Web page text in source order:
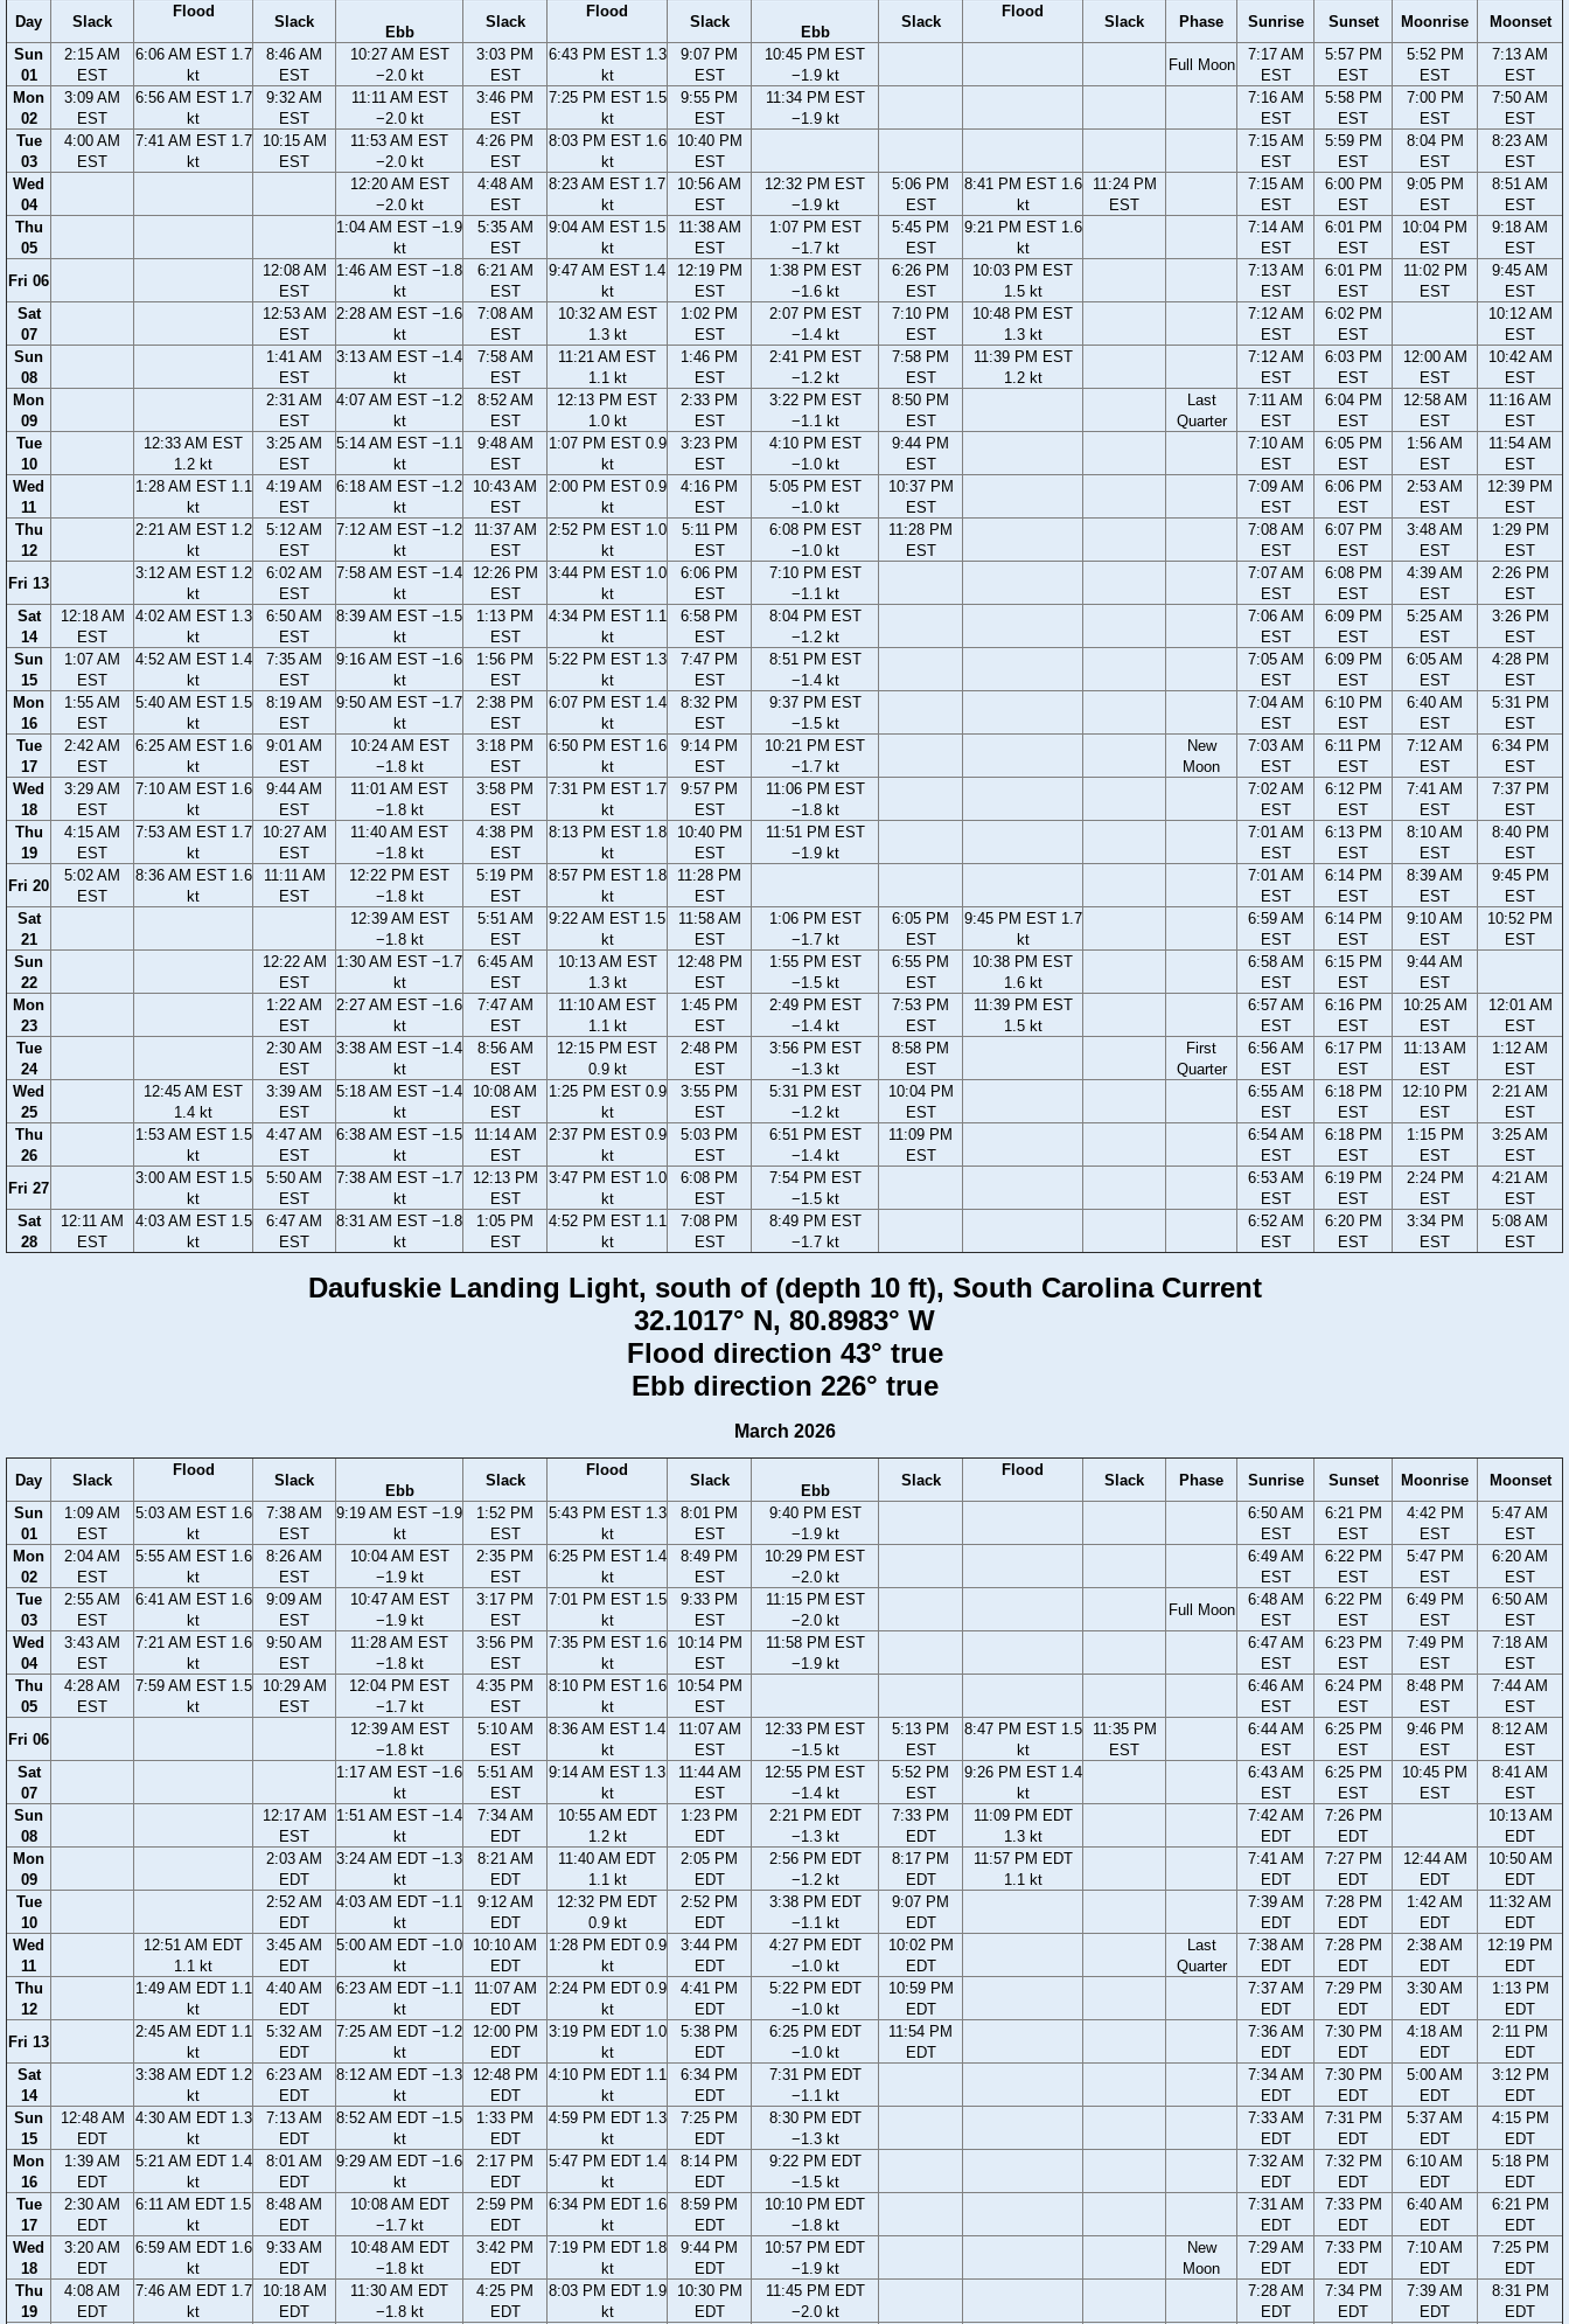
Day Slack
Flood
Slack
Ebb
Slack
Flood
Slack
Ebb
Slack
Flood
Slack Phase Sunrise Sunset Moonrise
Moonset
Sun
01
2:15 AM
EST
6:06 AM EST 1.7
kt
8:46 AM
EST
10:27 AM EST
−2.0 kt
3:03 PM
EST
6:43 PM EST 1.3
kt
9:07 PM
EST
10:45 PM EST
−1.9 kt
Full Moon
7:17 AM
EST
5:57 PM
EST
5:52 PM
EST
7:13 AM
EST
Mon
02
3:09 AM
EST
6:56 AM EST 1.7
kt
9:32 AM
EST
11:11 AM EST
−2.0 kt
3:46 PM
EST
7:25 PM EST 1.5
kt
9:55 PM
EST
11:34 PM EST
−1.9 kt
7:16 AM
EST
5:58 PM
EST
7:00 PM
EST
7:50 AM
EST
Tue
03
4:00 AM
EST
7:41 AM EST 1.7
kt
10:15 AM
EST
11:53 AM EST
−2.0 kt
4:26 PM
EST
8:03 PM EST 1.6
kt
10:40 PM
EST
7:15 AM
EST
5:59 PM
EST
8:04 PM
EST
8:23 AM
EST
Wed
04
12:20 AM EST
−2.0 kt
4:48 AM
EST
8:23 AM EST 1.7
kt
10:56 AM
EST
12:32 PM EST
−1.9 kt
5:06 PM
EST
8:41 PM EST 1.6
kt
11:24 PM
EST
7:15 AM
EST
6:00 PM
EST
9:05 PM
EST
8:51 AM
EST
Thu
05
1:04 AM EST −1.9
kt
5:35 AM
EST
9:04 AM EST 1.5
kt
11:38 AM
EST
1:07 PM EST
−1.7 kt
5:45 PM
EST
9:21 PM EST 1.6
kt
7:14 AM
EST
6:01 PM
EST
10:04 PM
EST
9:18 AM
EST
Fri 06
12:08 AM
EST
1:46 AM EST −1.8
kt
6:21 AM
EST
9:47 AM EST 1.4
kt
12:19 PM
EST
1:38 PM EST
−1.6 kt
6:26 PM
EST
10:03 PM EST
1.5 kt
7:13 AM
EST
6:01 PM
EST
11:02 PM
EST
9:45 AM
EST
Sat
07
12:53 AM
EST
2:28 AM EST −1.6
kt
7:08 AM
EST
10:32 AM EST
1.3 kt
1:02 PM
EST
2:07 PM EST
−1.4 kt
7:10 PM
EST
10:48 PM EST
1.3 kt
7:12 AM
EST
6:02 PM
EST
10:12 AM
EST
Sun
08
1:41 AM
EST
3:13 AM EST −1.4
kt
7:58 AM
EST
11:21 AM EST
1.1 kt
1:46 PM
EST
2:41 PM EST
−1.2 kt
7:58 PM
EST
11:39 PM EST
1.2 kt
7:12 AM
EST
6:03 PM
EST
12:00 AM
EST
10:42 AM
EST
Mon
09
2:31 AM
EST
4:07 AM EST −1.2
kt
8:52 AM
EST
12:13 PM EST
1.0 kt
2:33 PM
EST
3:22 PM EST
−1.1 kt
8:50 PM
EST
Last
Quarter
7:11 AM
EST
6:04 PM
EST
12:58 AM
EST
11:16 AM
EST
Tue
10
12:33 AM EST
1.2 kt
3:25 AM
EST
5:14 AM EST −1.1
kt
9:48 AM
EST
1:07 PM EST 0.9
kt
3:23 PM
EST
4:10 PM EST
−1.0 kt
9:44 PM
EST
7:10 AM
EST
6:05 PM
EST
1:56 AM
EST
11:54 AM
EST
Wed
11
1:28 AM EST 1.1
kt
4:19 AM
EST
6:18 AM EST −1.2
kt
10:43 AM
EST
2:00 PM EST 0.9
kt
4:16 PM
EST
5:05 PM EST
−1.0 kt
10:37 PM
EST
7:09 AM
EST
6:06 PM
EST
2:53 AM
EST
12:39 PM
EST
Thu
12
2:21 AM EST 1.2
kt
5:12 AM
EST
7:12 AM EST −1.2
kt
11:37 AM
EST
2:52 PM EST 1.0
kt
5:11 PM
EST
6:08 PM EST
−1.0 kt
11:28 PM
EST
7:08 AM
EST
6:07 PM
EST
3:48 AM
EST
1:29 PM
EST
Fri 13
3:12 AM EST 1.2
kt
6:02 AM
EST
7:58 AM EST −1.4
kt
12:26 PM
EST
3:44 PM EST 1.0
kt
6:06 PM
EST
7:10 PM EST
−1.1 kt
7:07 AM
EST
6:08 PM
EST
4:39 AM
EST
2:26 PM
EST
Sat
14
12:18 AM
EST
4:02 AM EST 1.3
kt
6:50 AM
EST
8:39 AM EST −1.5
kt
1:13 PM
EST
4:34 PM EST 1.1
kt
6:58 PM
EST
8:04 PM EST
−1.2 kt
7:06 AM
EST
6:09 PM
EST
5:25 AM
EST
3:26 PM
EST
Sun
15
1:07 AM
EST
4:52 AM EST 1.4
kt
7:35 AM
EST
9:16 AM EST −1.6
kt
1:56 PM
EST
5:22 PM EST 1.3
kt
7:47 PM
EST
8:51 PM EST
−1.4 kt
7:05 AM
EST
6:09 PM
EST
6:05 AM
EST
4:28 PM
EST
Mon
16
1:55 AM
EST
5:40 AM EST 1.5
kt
8:19 AM
EST
9:50 AM EST −1.7
kt
2:38 PM
EST
6:07 PM EST 1.4
kt
8:32 PM
EST
9:37 PM EST
−1.5 kt
7:04 AM
EST
6:10 PM
EST
6:40 AM
EST
5:31 PM
EST
Tue
17
2:42 AM
EST
6:25 AM EST 1.6
kt
9:01 AM
EST
10:24 AM EST
−1.8 kt
3:18 PM
EST
6:50 PM EST 1.6
kt
9:14 PM
EST
10:21 PM EST
−1.7 kt
New
Moon
7:03 AM
EST
6:11 PM
EST
7:12 AM
EST
6:34 PM
EST
Wed
18
3:29 AM
EST
7:10 AM EST 1.6
kt
9:44 AM
EST
11:01 AM EST
−1.8 kt
3:58 PM
EST
7:31 PM EST 1.7
kt
9:57 PM
EST
11:06 PM EST
−1.8 kt
7:02 AM
EST
6:12 PM
EST
7:41 AM
EST
7:37 PM
EST
Thu
19
4:15 AM
EST
7:53 AM EST 1.7
kt
10:27 AM
EST
11:40 AM EST
−1.8 kt
4:38 PM
EST
8:13 PM EST 1.8
kt
10:40 PM
EST
11:51 PM EST
−1.9 kt
7:01 AM
EST
6:13 PM
EST
8:10 AM
EST
8:40 PM
EST
Fri 20
5:02 AM
EST
8:36 AM EST 1.6
kt
11:11 AM
EST
12:22 PM EST
−1.8 kt
5:19 PM
EST
8:57 PM EST 1.8
kt
11:28 PM
EST
7:01 AM
EST
6:14 PM
EST
8:39 AM
EST
9:45 PM
EST
Sat
21
12:39 AM EST
−1.8 kt
5:51 AM
EST
9:22 AM EST 1.5
kt
11:58 AM
EST
1:06 PM EST
−1.7 kt
6:05 PM
EST
9:45 PM EST 1.7
kt
6:59 AM
EST
6:14 PM
EST
9:10 AM
EST
10:52 PM
EST
Sun
22
12:22 AM
EST
1:30 AM EST −1.7
kt
6:45 AM
EST
10:13 AM EST
1.3 kt
12:48 PM
EST
1:55 PM EST
−1.5 kt
6:55 PM
EST
10:38 PM EST
1.6 kt
6:58 AM
EST
6:15 PM
EST
9:44 AM
EST
Mon
23
1:22 AM
EST
2:27 AM EST −1.6
kt
7:47 AM
EST
11:10 AM EST
1.1 kt
1:45 PM
EST
2:49 PM EST
−1.4 kt
7:53 PM
EST
11:39 PM EST
1.5 kt
6:57 AM
EST
6:16 PM
EST
10:25 AM
EST
12:01 AM
EST
Tue
24
2:30 AM
EST
3:38 AM EST −1.4
kt
8:56 AM
EST
12:15 PM EST
0.9 kt
2:48 PM
EST
3:56 PM EST
−1.3 kt
8:58 PM
EST
First
Quarter
6:56 AM
EST
6:17 PM
EST
11:13 AM
EST
1:12 AM
EST
Wed
25
12:45 AM EST
1.4 kt
3:39 AM
EST
5:18 AM EST −1.4
kt
10:08 AM
EST
1:25 PM EST 0.9
kt
3:55 PM
EST
5:31 PM EST
−1.2 kt
10:04 PM
EST
6:55 AM
EST
6:18 PM
EST
12:10 PM
EST
2:21 AM
EST
Thu
26
1:53 AM EST 1.5
kt
4:47 AM
EST
6:38 AM EST −1.5
kt
11:14 AM
EST
2:37 PM EST 0.9
kt
5:03 PM
EST
6:51 PM EST
−1.4 kt
11:09 PM
EST
6:54 AM
EST
6:18 PM
EST
1:15 PM
EST
3:25 AM
EST
Fri 27
3:00 AM EST 1.5
kt
5:50 AM
EST
7:38 AM EST −1.7
kt
12:13 PM
EST
3:47 PM EST 1.0
kt
6:08 PM
EST
7:54 PM EST
−1.5 kt
6:53 AM
EST
6:19 PM
EST
2:24 PM
EST
4:21 AM
EST
Sat
28
12:11 AM
EST
4:03 AM EST 1.5
kt
6:47 AM
EST
8:31 AM EST −1.8
kt
1:05 PM
EST
4:52 PM EST 1.1
kt
7:08 PM
EST
8:49 PM EST
−1.7 kt
6:52 AM
EST
6:20 PM
EST
3:34 PM
EST
5:08 AM
EST
Daufuskie Landing Light, south of (depth 10 ft), South Carolina Current
32.1017° N, 80.8983° W
Flood direction 43° true
Ebb direction 226° true
March 2026
Day Slack
Flood
Slack
Ebb
Slack
Flood
Slack
Ebb
Slack
Flood
Slack Phase Sunrise Sunset Moonrise
Moonset
Sun
01
1:09 AM
EST
5:03 AM EST 1.6
kt
7:38 AM
EST
9:19 AM EST −1.9
kt
1:52 PM
EST
5:43 PM EST 1.3
kt
8:01 PM
EST
9:40 PM EST
−1.9 kt
6:50 AM
EST
6:21 PM
EST
4:42 PM
EST
5:47 AM
EST
Mon
02
2:04 AM
EST
5:55 AM EST 1.6
kt
8:26 AM
EST
10:04 AM EST
−1.9 kt
2:35 PM
EST
6:25 PM EST 1.4
kt
8:49 PM
EST
10:29 PM EST
−2.0 kt
6:49 AM
EST
6:22 PM
EST
5:47 PM
EST
6:20 AM
EST
Tue
03
2:55 AM
EST
6:41 AM EST 1.6
kt
9:09 AM
EST
10:47 AM EST
−1.9 kt
3:17 PM
EST
7:01 PM EST 1.5
kt
9:33 PM
EST
11:15 PM EST
−2.0 kt
Full Moon
6:48 AM
EST
6:22 PM
EST
6:49 PM
EST
6:50 AM
EST
Wed
04
3:43 AM
EST
7:21 AM EST 1.6
kt
9:50 AM
EST
11:28 AM EST
−1.8 kt
3:56 PM
EST
7:35 PM EST 1.6
kt
10:14 PM
EST
11:58 PM EST
−1.9 kt
6:47 AM
EST
6:23 PM
EST
7:49 PM
EST
7:18 AM
EST
Thu
05
4:28 AM
EST
7:59 AM EST 1.5
kt
10:29 AM
EST
12:04 PM EST
−1.7 kt
4:35 PM
EST
8:10 PM EST 1.6
kt
10:54 PM
EST
6:46 AM
EST
6:24 PM
EST
8:48 PM
EST
7:44 AM
EST
Fri 06
12:39 AM EST
−1.8 kt
5:10 AM
EST
8:36 AM EST 1.4
kt
11:07 AM
EST
12:33 PM EST
−1.5 kt
5:13 PM
EST
8:47 PM EST 1.5
kt
11:35 PM
EST
6:44 AM
EST
6:25 PM
EST
9:46 PM
EST
8:12 AM
EST
Sat
07
1:17 AM EST −1.6
kt
5:51 AM
EST
9:14 AM EST 1.3
kt
11:44 AM
EST
12:55 PM EST
−1.4 kt
5:52 PM
EST
9:26 PM EST 1.4
kt
6:43 AM
EST
6:25 PM
EST
10:45 PM
EST
8:41 AM
EST
Sun
08
12:17 AM
EST
1:51 AM EST −1.4
kt
7:34 AM
EDT
10:55 AM EDT
1.2 kt
1:23 PM
EDT
2:21 PM EDT
−1.3 kt
7:33 PM
EDT
11:09 PM EDT
1.3 kt
7:42 AM
EDT
7:26 PM
EDT
10:13 AM
EDT
Mon
09
2:03 AM
EDT
3:24 AM EDT −1.3
kt
8:21 AM
EDT
11:40 AM EDT
1.1 kt
2:05 PM
EDT
2:56 PM EDT
−1.2 kt
8:17 PM
EDT
11:57 PM EDT
1.1 kt
7:41 AM
EDT
7:27 PM
EDT
12:44 AM
EDT
10:50 AM
EDT
Tue
10
2:52 AM
EDT
4:03 AM EDT −1.1
kt
9:12 AM
EDT
12:32 PM EDT
0.9 kt
2:52 PM
EDT
3:38 PM EDT
−1.1 kt
9:07 PM
EDT
7:39 AM
EDT
7:28 PM
EDT
1:42 AM
EDT
11:32 AM
EDT
Wed
11
12:51 AM EDT
1.1 kt
3:45 AM
EDT
5:00 AM EDT −1.0
kt
10:10 AM
EDT
1:28 PM EDT 0.9
kt
3:44 PM
EDT
4:27 PM EDT
−1.0 kt
10:02 PM
EDT
Last
Quarter
7:38 AM
EDT
7:28 PM
EDT
2:38 AM
EDT
12:19 PM
EDT
Thu
12
1:49 AM EDT 1.1
kt
4:40 AM
EDT
6:23 AM EDT −1.1
kt
11:07 AM
EDT
2:24 PM EDT 0.9
kt
4:41 PM
EDT
5:22 PM EDT
−1.0 kt
10:59 PM
EDT
7:37 AM
EDT
7:29 PM
EDT
3:30 AM
EDT
1:13 PM
EDT
Fri 13
2:45 AM EDT 1.1
kt
5:32 AM
EDT
7:25 AM EDT −1.2
kt
12:00 PM
EDT
3:19 PM EDT 1.0
kt
5:38 PM
EDT
6:25 PM EDT
−1.0 kt
11:54 PM
EDT
7:36 AM
EDT
7:30 PM
EDT
4:18 AM
EDT
2:11 PM
EDT
Sat
14
3:38 AM EDT 1.2
kt
6:23 AM
EDT
8:12 AM EDT −1.3
kt
12:48 PM
EDT
4:10 PM EDT 1.1
kt
6:34 PM
EDT
7:31 PM EDT
−1.1 kt
7:34 AM
EDT
7:30 PM
EDT
5:00 AM
EDT
3:12 PM
EDT
Sun
15
12:48 AM
EDT
4:30 AM EDT 1.3
kt
7:13 AM
EDT
8:52 AM EDT −1.5
kt
1:33 PM
EDT
4:59 PM EDT 1.3
kt
7:25 PM
EDT
8:30 PM EDT
−1.3 kt
7:33 AM
EDT
7:31 PM
EDT
5:37 AM
EDT
4:15 PM
EDT
Mon
16
1:39 AM
EDT
5:21 AM EDT 1.4
kt
8:01 AM
EDT
9:29 AM EDT −1.6
kt
2:17 PM
EDT
5:47 PM EDT 1.4
kt
8:14 PM
EDT
9:22 PM EDT
−1.5 kt
7:32 AM
EDT
7:32 PM
EDT
6:10 AM
EDT
5:18 PM
EDT
Tue
17
2:30 AM
EDT
6:11 AM EDT 1.5
kt
8:48 AM
EDT
10:08 AM EDT
−1.7 kt
2:59 PM
EDT
6:34 PM EDT 1.6
kt
8:59 PM
EDT
10:10 PM EDT
−1.8 kt
7:31 AM
EDT
7:33 PM
EDT
6:40 AM
EDT
6:21 PM
EDT
Wed
18
3:20 AM
EDT
6:59 AM EDT 1.6
kt
9:33 AM
EDT
10:48 AM EDT
−1.8 kt
3:42 PM
EDT
7:19 PM EDT 1.8
kt
9:44 PM
EDT
10:57 PM EDT
−1.9 kt
New
Moon
7:29 AM
EDT
7:33 PM
EDT
7:10 AM
EDT
7:25 PM
EDT
Thu
19
4:08 AM
EDT
7:46 AM EDT 1.7
kt
10:18 AM
EDT
11:30 AM EDT
−1.8 kt
4:25 PM
EDT
8:03 PM EDT 1.9
kt
10:30 PM
EDT
11:45 PM EDT
−2.0 kt
7:28 AM
EDT
7:34 PM
EDT
7:39 AM
EDT
8:31 PM
EDT